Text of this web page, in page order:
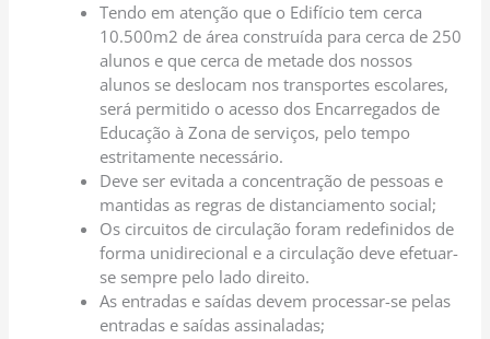
Tendo em atenção que o Edifício tem cerca
10.500m2 de área construída para cerca de 250
alunos e que cerca de metade dos nossos
alunos se deslocam nos transportes escolares,
será permitido o acesso dos Encarregados de
Educação à Zona de serviços, pelo tempo
estritamente necessário.
Deve ser evitada a concentração de pessoas e
mantidas as regras de distanciamento social;
Os circuitos de circulação foram redefinidos de
forma unidirecional e a circulação deve efetuar-
se sempre pelo lado direito.
As entradas e saídas devem processar-se pelas
entradas e saídas assinaladas;